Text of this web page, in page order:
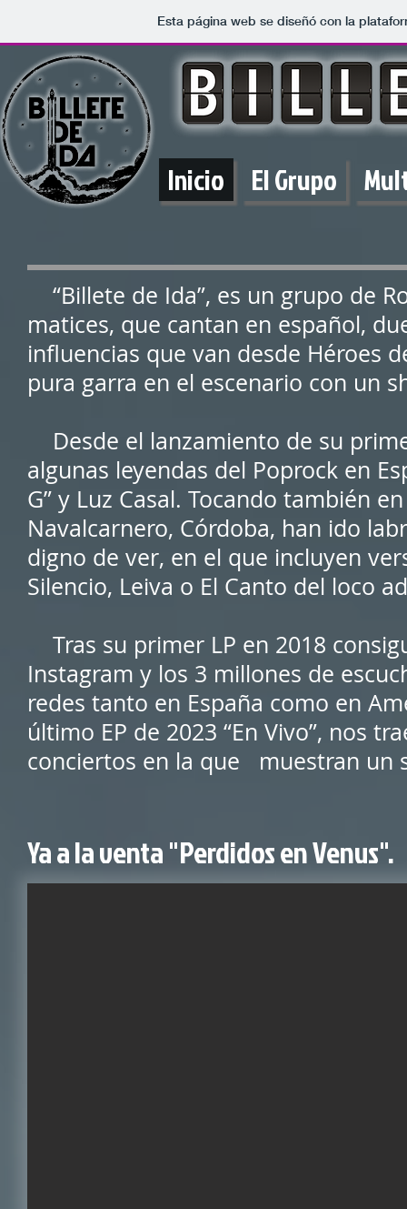
Esta página web se diseñó con la
Inicio El Grupo
“Billete de Ida”, es un grupo de
matices, que cantan en español,
influencias que van desde Héroes
pura garra en el escenario con un
Desde el lanzamiento de su
algunas leyendas del Poprock en
G” y Luz Casal. Tocando también
Navalcarnero, Córdoba, han ido
digno de ver, en el que incluyen
Silencio, Leiva o El Canto del loco
Tras su primer LP en 2018
Instagram y los 3 millones de
redes tanto en España como en
último EP de 2023 “En Vivo”, nos
conciertos en la que muestran un
Ya a la venta "Perdidos en Venus".